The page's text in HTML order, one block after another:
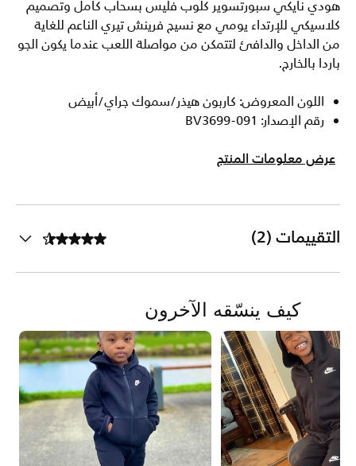
هودي نايكي سبورتسوير كلوب فليس بسحاب كامل وتصميم
كلاسيكي للإرتداء يومي مع نسيج فرينش تيري الناعم للغاية
من الداخل والدافئ لتتمكن من مواصلة اللعب عندما يكون الجو
باردا بالخارج.
اللون المعروض: كاربون هيذر/سموك جراي/أبيض
رقم الإصدار: BV3699-091
عرض معلومات المنتج
التقييمات (2)